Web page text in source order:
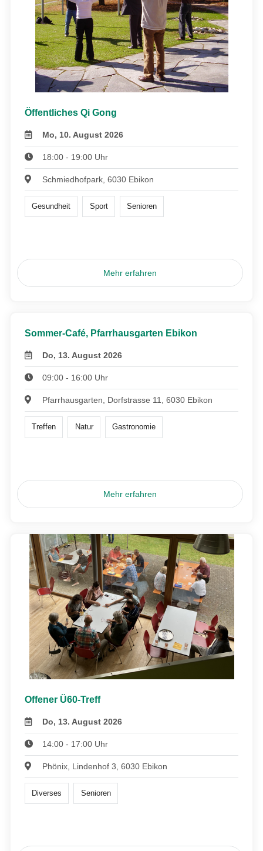
Öffentliches Qi Gong
Mo, 10. August 2026
18:00 - 19:00 Uhr
Schmiedhofpark, 6030 Ebikon
Gesundheit Sport Senioren
Mehr erfahren
Sommer-Café, Pfarrhausgarten Ebikon
Do, 13. August 2026
09:00 - 16:00 Uhr
Pfarrhausgarten, Dorfstrasse 11, 6030 Ebikon
Treffen Natur Gastronomie
Mehr erfahren
Offener Ü60-Treff
Do, 13. August 2026
14:00 - 17:00 Uhr
Phönix, Lindenhof 3, 6030 Ebikon
Diverses Senioren